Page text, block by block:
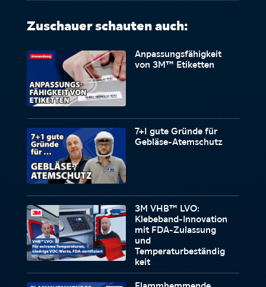
Zuschauer schauten auch:
Anpassungsfähigkeit
von 3M™ Etiketten
7+1 gute Gründe für
Gebläse-Atemschutz
3M VHB™ LVO:
Klebeband-Innovation
mit FDA-Zulassung
und
Temperaturbeständig
keit